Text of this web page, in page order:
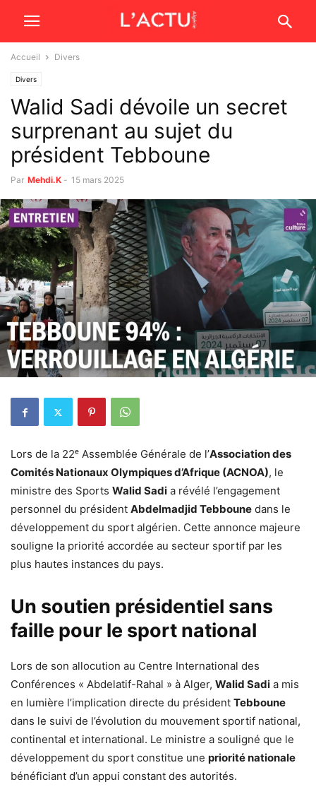
Accueil Divers
Divers
Walid Sadi dévoile un secret
surprenant au sujet du
président Tebboune
Par Mehdi.K - 15 mars 2025
Lors de la 22ᵉ Assemblée Générale de l’Association des
Comités Nationaux Olympiques d’Afrique (ACNOA), le
ministre des Sports Walid Sadi a révélé l’engagement
personnel du président Abdelmadjid Tebboune dans le
développement du sport algérien. Cette annonce majeure
souligne la priorité accordée au secteur sportif par les
plus hautes instances du pays.
Un soutien présidentiel sans
faille pour le sport national
Lors de son allocution au Centre International des
Conférences « Abdelatif-Rahal » à Alger, Walid Sadi a mis
en lumière l’implication directe du président Tebboune
dans le suivi de l’évolution du mouvement sportif national,
continental et international. Le ministre a souligné que le
développement du sport constitue une priorité nationale
bénéficiant d’un appui constant des autorités.